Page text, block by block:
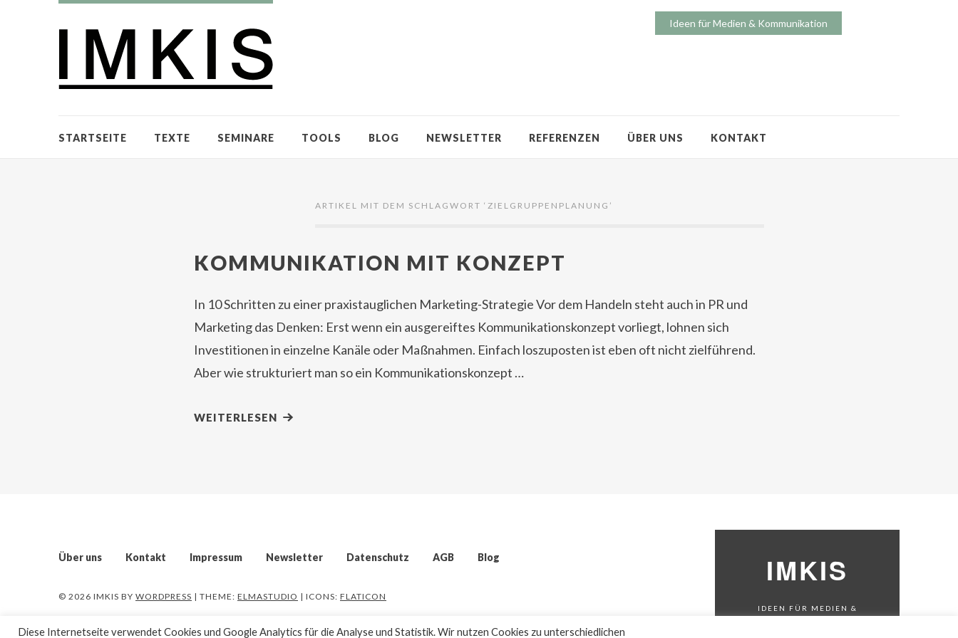
Ideen für Medien & Kommunikation
STARTSEITE TEXTE SEMINARE TOOLS BLOG NEWSLETTER REFERENZEN ÜBER UNS KONTAKT
ARTIKEL MIT DEM SCHLAGWORT ‘ ZIELGRUPPENPLANUNG ’
KOMMUNIKATION MIT KONZEPT
In 10 Schritten zu einer praxistauglichen Marketing-Strategie Vor dem Handeln steht auch in PR und
Marketing das Denken: Erst wenn ein ausgereiftes Kommunikationskonzept vorliegt, lohnen sich
Investitionen in einzelne Kanäle oder Maßnahmen. Einfach loszuposten ist eben oft nicht zielführend.
Aber wie strukturiert man so ein Kommunikationskonzept …
WEITERLESEN
Über uns Kontakt Impressum Newsletter Datenschutz AGB Blog
© 2026 IMKIS BY WORDPRESS | THEME: ELMASTUDIO | ICONS: FLATICON
IMKIS
IDEEN FÜR MEDIEN &
Diese Internetseite verwendet Cookies und Google Analytics für die Analyse und Statistik. Wir nutzen Cookies zu unterschiedlichen